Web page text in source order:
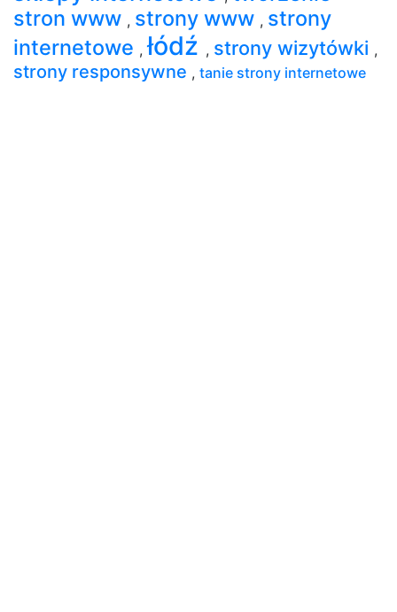
stron www , strony www , strony
internetowe ,łódź , strony wizytówki ,
strony responsywne , tanie strony internetowe